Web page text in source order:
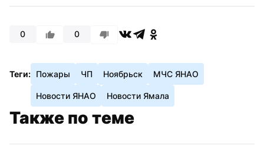
0 0
Теги: Пожары ЧП Ноябрьск МЧС ЯНАО
Новости ЯНАО Новости Ямала
Также по теме